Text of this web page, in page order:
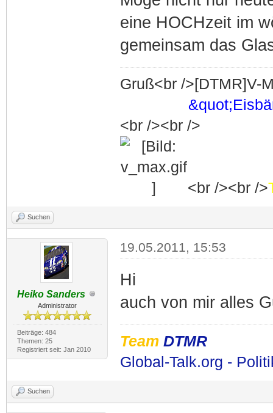
eine HOCHzeit im
gemeinsam das
Gruß<br />[DTMR]V-
<br /><br />
<br /><br />
Suchen
Heiko Sanders
Administrator
Beiträge: 484
Themen: 25
Registriert seit: Jan 2010
19.05.2011, 15:53
Hi
auch von mir alles
Team DTMR
Global-Talk.org -
Suchen